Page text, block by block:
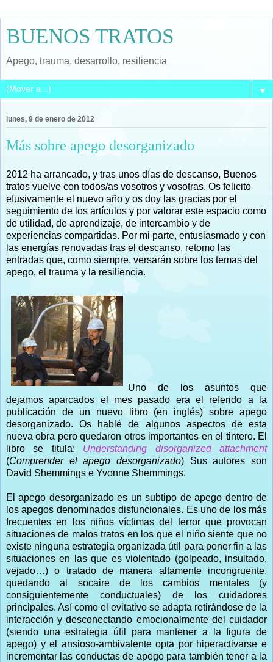
BUENOS TRATOS
Apego, trauma, desarrollo, resiliencia
▼
lunes, 9 de enero de 2012
Más sobre apego desorganizado
2012 ha arrancado, y tras unos días de descanso, Buenos
tratos vuelve con todos/as vosotros y vosotras. Os felicito
efusivamente el nuevo año y os doy las gracias por el
seguimiento de los artículos y por valorar este espacio como
de utilidad, de aprendizaje, de intercambio y de
experiencias compartidas. Por mi parte, entusiasmado y con
las energías renovadas tras el descanso, retomo las
entradas que, como siempre, versarán sobre los temas del
apego, el trauma y la resiliencia.
Uno de los asuntos que
dejamos aparcados el mes pasado era el referido a la
publicación de un nuevo libro (en inglés) sobre apego
desorganizado. Os hablé de algunos aspectos de esta
nueva obra pero quedaron otros importantes en el tintero. El
libro se titula: Understanding disorganized attachment
(Comprender el apego desorganizado) Sus autores son
David Shemmings e Yvonne Shemmings.
El apego desorganizado es un subtipo de apego dentro de
los apegos denominados disfuncionales. Es uno de los más
frecuentes en los niños víctimas del terror que provocan
situaciones de malos tratos en los que el niño siente que no
existe ninguna estrategia organizada útil para poner fin a las
situaciones en las que es violentado (golpeado, insultado,
vejado…) o tratado de manera altamente incongruente,
quedando al socaire de los cambios mentales (y
consiguientemente conductuales) de los cuidadores
principales. Así como el evitativo se adapta retirándose de la
interacción y desconectando emocionalmente del cuidador
(siendo una estrategia útil para mantener a la figura de
apego) y el ansioso-ambivalente opta por hiperactivarse e
incrementar las conductas de apego para también tener a la